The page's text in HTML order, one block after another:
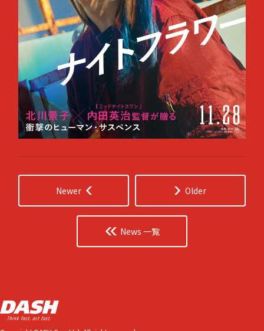
Newer Older
News 一覧